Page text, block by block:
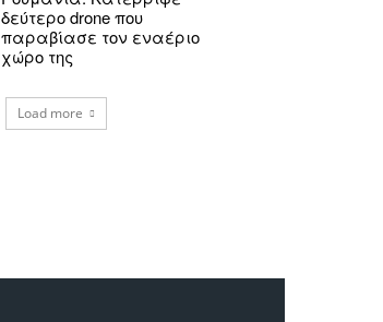
δεύτερο drone που
παραβίασε τον εναέριο
χώρο της
Load more